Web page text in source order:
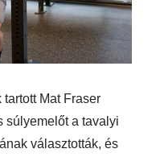
Mat Fraser
súlyemelőt a tavalyi
választották, és